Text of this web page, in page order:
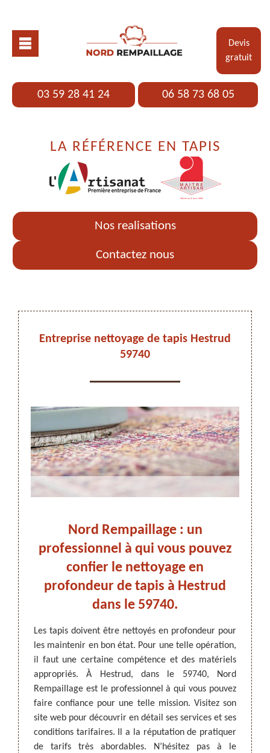
Devis
gratuit
03 59 28 41 24 06 58 73 68 05
LA RÉFÉRENCE EN TAPIS
Nos realisations
Contactez nous
CANNAGE - RECOLLAGE, 59 NORD
Entreprise nettoyage de tapis Hestrud
59740
et
de
et
des
les
le et
Nord Rempaillage : un
professionnel à qui vous pouvez
confier le nettoyage en
profondeur de tapis à Hestrud
dans le 59740.
Les tapis doivent être nettoyés en profondeur pour
les maintenir en bon état. Pour une telle opération,
il faut une certaine compétence et des matériels
appropriés. À Hestrud, dans le 59740, Nord
Rempaillage est le professionnel à qui vous pouvez
faire confiance pour une telle mission. Visitez son
site web pour découvrir en détail ses services et ses
conditions tarifaires. Il a la réputation de pratiquer
de tarifs très abordables. N’hésitez pas à le
Un
Un
vous
la